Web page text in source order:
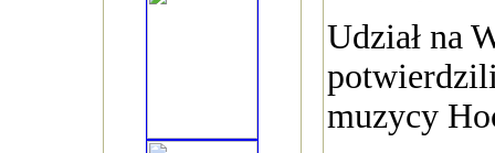
Udział na
muzycy